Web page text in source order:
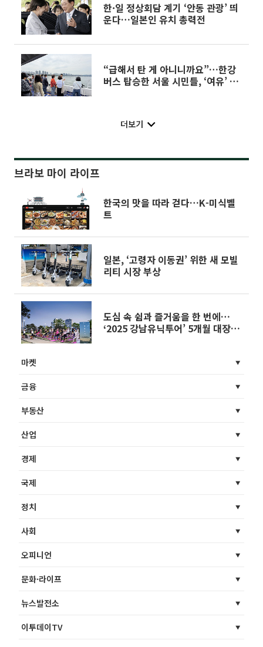
한·일 정상회담 계기 ‘안동 관광’ 띄
운다…일본인 유치 총력전
“급해서 탄 게 아니니까요”…한강
버스 탑승한 서울 시민들, ‘여유’ 택
더보기
브라보 마이 라이프
한국의 맛을 따라 걷다…K-미식벨
트
일본, ‘고령자 이동권’ 위한 새 모빌
리티 시장 부상
도심 속 쉼과 즐거움을 한 번에…
‘2025 강남유닉투어’ 5개월 대장정
마켓
금융
부동산
산업
경제
국제
정치
사회
오피니언
문화·라이프
뉴스발전소
이투데이TV